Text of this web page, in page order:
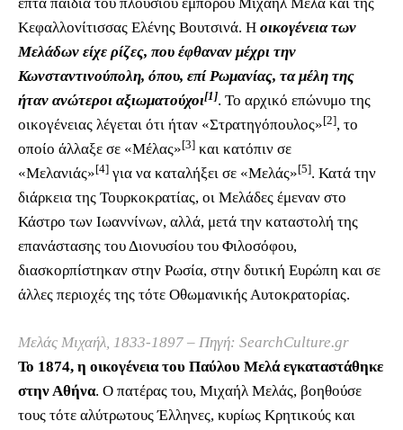
επτά παιδιά του πλούσιου εμπόρου Μιχαήλ Μελά και της
Κεφαλλονίτισσας Ελένης Βουτσινά. Η οικογένεια των
Μελάδων είχε ρίζες, που έφθαναν μέχρι την
Κωνσταντινούπολη, όπου, επί Ρωμανίας, τα μέλη της
ήταν ανώτεροι αξιωματούχοι[1]. Το αρχικό επώνυμο της
οικογένειας λέγεται ότι ήταν «Στρατηγόπουλος» [2], το
οποίο άλλαξε σε «Μέλας» [3] και κατόπιν σε
«Μελανιάς» [4] για να καταλήξει σε «Μελάς» [5]. Κατά την
διάρκεια της Τουρκοκρατίας, οι Μελάδες έμεναν στο
Κάστρο των Ιωαννίνων, αλλά, μετά την καταστολή της
επανάστασης του Διονυσίου του Φιλοσόφου,
διασκορπίστηκαν στην Ρωσία, στην δυτική Ευρώπη και σε
άλλες περιοχές της τότε Οθωμανικής Αυτοκρατορίας.
Μελάς Μιχαήλ, 1833-1897 – Πηγή: SearchCulture.gr
Το 1874, η οικογένεια του Παύλου Μελά εγκαταστάθηκε
στην Αθήνα. Ο πατέρας του, Μιχαήλ Μελάς, βοηθούσε
τους τότε αλύτρωτους Έλληνες, κυρίως Κρητικούς και